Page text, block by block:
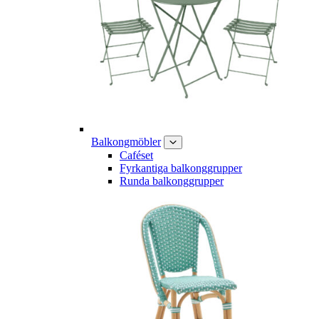
Balkongmöbler
Caféset
Fyrkantiga balkonggrupper
Runda balkonggrupper